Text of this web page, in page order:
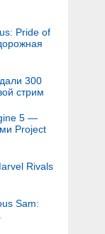
Pride of
300
стрим
5 —
Project
Rivals
Sam: